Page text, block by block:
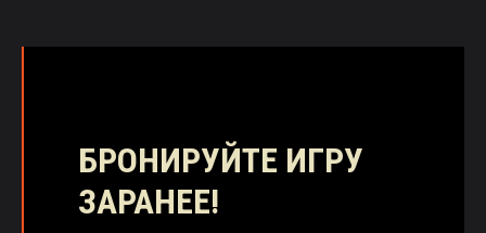
БРОНИРУЙТЕ ИГРУ
ЗАРАНЕЕ!